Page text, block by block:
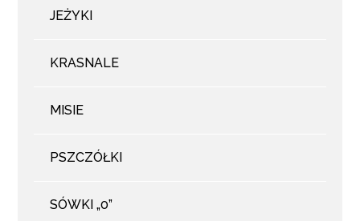
JEŻYKI
KRASNALE
MISIE
PSZCZÓŁKI
SÓWKI „0”